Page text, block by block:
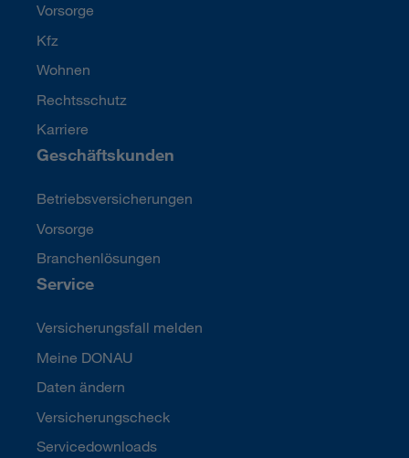
Vorsorge
Kfz
Wohnen
Rechtsschutz
Karriere
Geschäftskunden
Betriebsversicherungen
Vorsorge
Branchenlösungen
Service
Versicherungsfall melden
Meine DONAU
Daten ändern
Versicherungscheck
Servicedownloads